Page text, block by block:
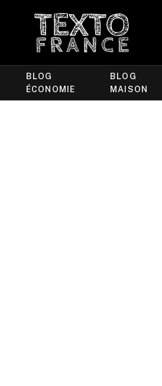
BLOG
ÉCONOMIE
BLOG
MAISON